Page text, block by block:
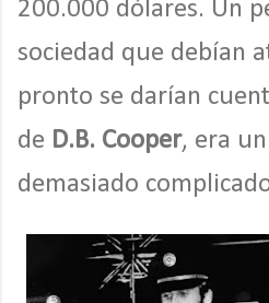
200.000 dólares. Un
sociedad que debían
pronto se darían
de D.B. Cooper, era
demasiado